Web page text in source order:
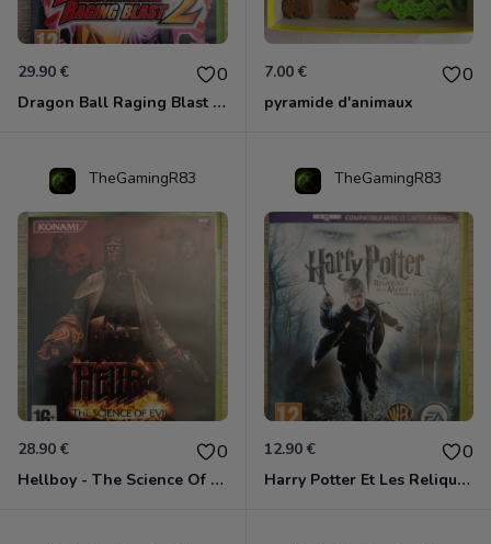
29.90 € 0
Dragon Ball Raging Blast 2 Xbox 360
7.00 € 0
pyramide d'animaux
TheGamingR83
28.90 € 0
Hellboy - The Science Of Evil Xbox 360
TheGamingR83
12.90 € 0
Harry Potter Et Les Reliques De La Mort - 1ère Partie Xbox 360